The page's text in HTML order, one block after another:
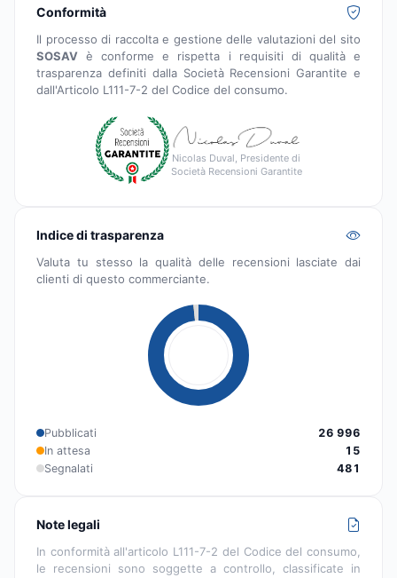
Conformità
Il processo di raccolta e gestione delle valutazioni del sito
SOSAV è conforme e rispetta i requisiti di qualità e
trasparenza definiti dalla Società Recensioni Garantite e
dall'Articolo L111-7-2 del Codice del consumo.
Nicolas Duval, Presidente di
Società Recensioni Garantite
Indice di trasparenza
Valuta tu stesso la qualità delle recensioni lasciate dai
clienti di questo commerciante.
Pubblicati
26 996
In attesa
15
Segnalati
481
Note legali
In conformità all'articolo L111-7-2 del Codice del consumo,
le recensioni sono soggette a controllo, classificate in